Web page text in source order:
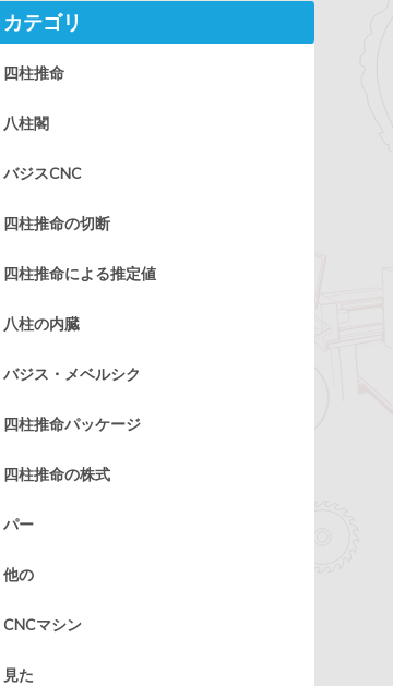
カテゴリ
四柱推命
八柱閣
バジスCNC
四柱推命の切断
四柱推命による推定値
八柱の内臓
バジス・メベルシク
四柱推命パッケージ
四柱推命の株式
パー
他の
CNCマシン
見た